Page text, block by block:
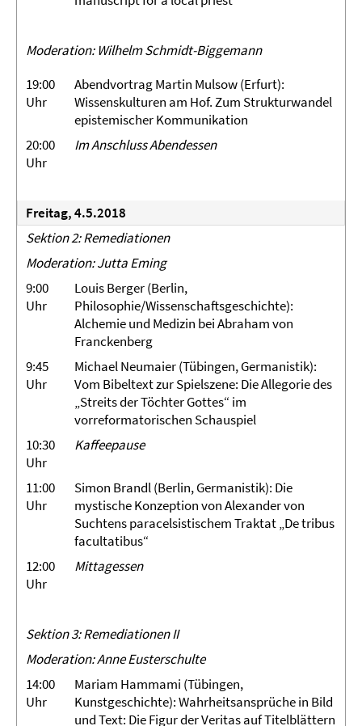
Moderation: WilhelmSchmidt-Biggemann
19:00
Uhr
Abendvortrag Martin Mulsow (Erfurt):
Wissenskulturen am Hof. Zum Strukturwandel
epistemischer Kommunikation
20:00
Uhr
Im AnschlussAbendessen
Freitag, 4.5.2018
Sektion 2: Remediationen
Moderation: Jutta Eming
9:00
Uhr
Louis Berger (Berlin,
Philosophie/Wissenschaftsgeschichte):
Alchemie und Medizin bei Abraham von
Franckenberg
9:45
Uhr
Michael Neumaier (Tübingen, Germanistik):
Vom Bibeltext zur Spielszene: Die Allegorie des
„Streits der Töchter Gottes“ im
vorreformatorischen Schauspiel
10:30
Uhr
Kaffeepause
11:00
Uhr
Simon Brandl (Berlin, Germanistik): Die
mystische Konzeption von Alexander von
Suchtens paracelsistischem Traktat „De tribus
facultatibus“
12:00
Uhr
Mittagessen
Sektion 3: Remediationen II
Moderation: Anne Eusterschulte
14:00
Uhr
Mariam Hammami (Tübingen,
Kunstgeschichte): Wahrheitsansprüche in Bild
und Text: Die Figur der Veritas auf Titelblättern